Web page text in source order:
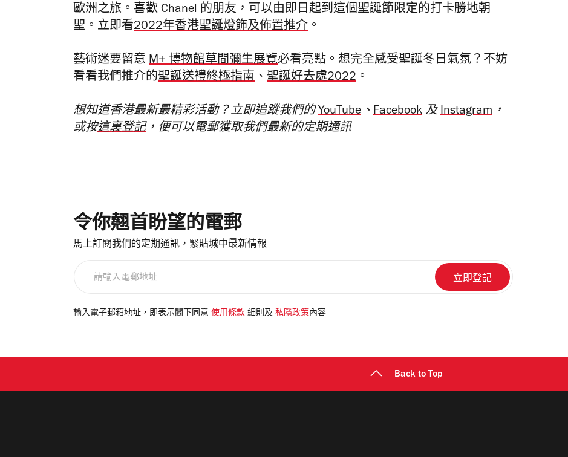
歐洲之旅。喜歡 Chanel 的朋友，可以由即日起到這個聖誕節限定的打卡勝地朝
聖。立即看2022年香港聖誕燈飾及佈置推介 。
藝術迷要留意 M+ 博物館草間彌生展覽必看亮點。想完全感受聖誕冬日氣氛？不妨
看看我們推介的聖誕送禮終極指南 、 聖誕好去處2022 。
想知道香港最新最精彩活動？立即追蹤我們的 YouTube 、 Facebook 及 Instagram ，
或按這裏登記，便可以電郵獲取我們最新的定期通訊
令你翹首盼望的電郵
馬上訂閱我們的定期通訊，緊貼城中最新情報
電
輸入電子郵箱地址，即表示閣下同意 使用條款 細則及 私隱政策 內容
Back to Top